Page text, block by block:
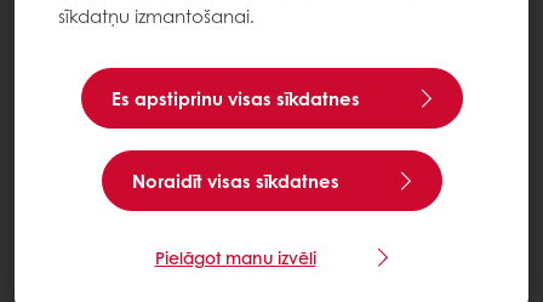
sīkdatņu izmantošanai.
Es apstiprinu visas sīkdatnes
Noraidīt visas sīkdatnes
Pielāgot manu izvēli